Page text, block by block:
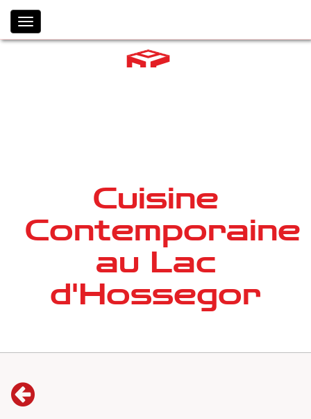
Toggle
Cuisine
Contemporaine
au Lac
d'Hossegor